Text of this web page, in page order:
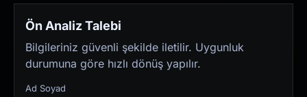
Ön Analiz Talebi
Bilgileriniz güvenli şekilde iletilir. Uygunluk
durumuna göre hızlı dönüş yapılır.
Ad Soyad